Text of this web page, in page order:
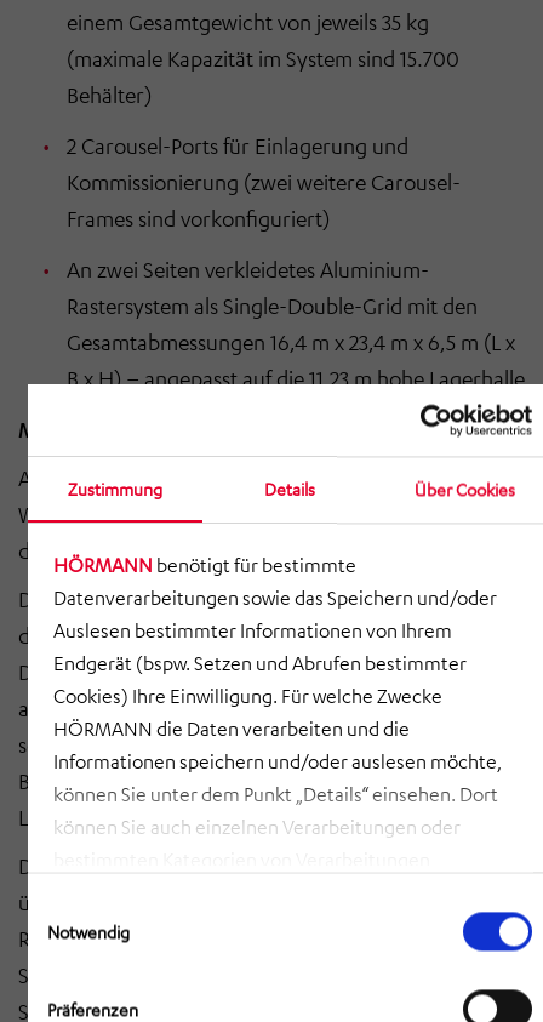
Zustimmung Details Über Cookies
HÖRMANN benötigt für bestimmte
Datenverarbeitungen sowie das Speichern und/oder
Auslesen bestimmter Informationen von Ihrem
Endgerät (bspw. Setzen und Abrufen bestimmter
Cookies) Ihre Einwilligung. Für welche Zwecke
HÖRMANN die Daten verarbeiten und die
Informationen speichern und/oder auslesen möchte,
können Sie unter dem Punkt „Details“ einsehen. Dort
können Sie auch einzelnen Verarbeitungen oder
Sie ein, dass HÖRMANN alle der erläuterten
Informationen speichern sowie auslesen und damit
zusammenhängende Datenverarbeitungen vornehmen
Einwilligungsauswahl
Notwendig
Präferenzen
einem Gesamtgewicht von jeweils 35 kg
(maximale Kapazität im System sind 15.700
Behälter)
2 Carousel-Ports für Einlagerung und
Kommissionierung (zwei weitere Carousel-
Frames sind vorkonfiguriert)
An zwei Seiten verkleidetes Aluminium-
Rastersystem als Single-Double-Grid mit den
Gesamtabmessungen 16,4 m x 23,4 m x 6,5 m (L x
B x H) – angepasst auf die 11,23 m hohe Lagerhalle
Maximale Effizienz und Flexibilität
Alle Arbeitsplätze sind so ausgestattet, dass jederzeit
Wareneingang oder Kommissionierungen
durchgeführt werden können.
Die Behälterstapel stehen direkt auf dem Hallenboden,
darüber befindet sich das Fahrschienensystem (Single-
Double-Grid), auf dem die batteriebetriebenen,
autonomen Roboter kooperativ Behälter aufnehmen,
sortieren und an den Carousel-Ports andienen. Die
Behälter können durch Trenneinlagen flexibel für die
Lagerung von mehreren Artikeln unterteilt werden.
Die „Red Line“ Roboter bewegen sich durch ihre vier,
über Eck angeordneten Räderpaare in zwei
Richtungen und erreichen so jede Position im Raster.
Sie kommunizieren über WLAN mit der AutoStore®
Steuerung, die die Transportaufträge vergibt. Bei